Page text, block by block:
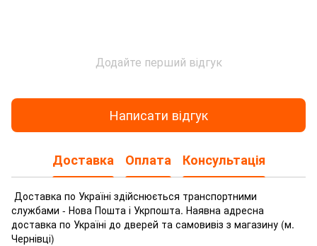
Додайте перший відгук
Написати відгук
Доставка Оплата Консультація
Доставка по Україні здійснюється транспортними
службами - Нова Пошта і Укрпошта. Наявна адресна
доставка по Україні до дверей та самовивіз з магазину (м.
Чернівці)